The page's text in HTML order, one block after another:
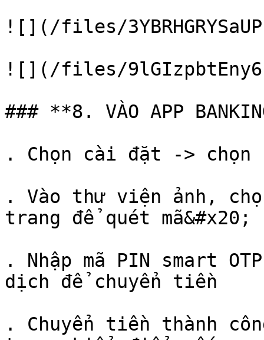
![](/files/
![](/files/
### **8. VÀO APP
. Chọn cài đặt -> chọn
. Vào thư viện ảnh,
trang để quét mã&#x20;
. Nhập mã PIN smart
dịch để chuyển tiền
. Chuyển tiền thành